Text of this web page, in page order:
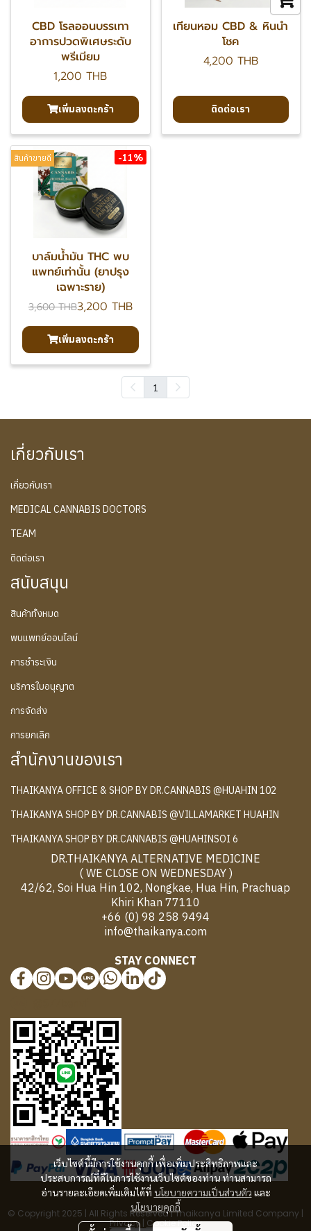
CBD โรลออนบรรเทา
อาการปวดพิเศษระดับ
พรีเมียม
1,200 THB
เพิ่มลงตะกร้า
เทียนหอม CBD & หินนำ
โชค
4,200 THB
ติดต่อเรา
สินค้าขายดี -11%
บาล์มน้ำมัน THC พบ
แพทย์เท่านั้น (ยาปรุง
เฉพาะราย)
3,600 THB3,200 THB
เพิ่มลงตะกร้า
1
เว็บไซต์นี้มีการใช้งานคุกกี้ เพื่อเพิ่มประสิทธิภาพและ
ประสบการณ์ที่ดีในการใช้งานเว็บไซต์ของท่าน ท่านสามารถ
อ่านรายละเอียดเพิ่มเติมได้ที่ นโยบายความเป็นส่วนตัว และ
นโยบายคุกกี้
เกี่ยวกับเรา
เกี่ยวกับเรา
MEDICAL CANNABIS DOCTORS
TEAM
ติดต่อเรา
สนับสนุน
สินค้าทั้งหมด
พบแพทย์ออนไลน์
การชำระเงิน
บริการใบอนุญาต
การจัดส่ง
การยกเลิก
สำนักงานของเรา
THAIKANYA OFFICE & SHOP BY DR.CANNABIS @HUAHIN 102
THAIKANYA SHOP BY DR.CANNABIS @VILLAMARKET HUAHIN
THAIKANYA SHOP BY DR.CANNABIS @HUAHINSOI 6
DR.THAIKANYA ALTERNATIVE MEDICINE
( WE CLOSE ON WEDNESDAY )
42/62, Soi Hua Hin 102, Nongkae, Hua Hin, Prachuap
Khiri Khan 77110
+66 (0) 98 258 9494
info@thaikanya.com
STAY CONNECT
© Copyright 2025 | All Rights Reserved | Thaikanya Limited Company |
Privacy| Cookie Policy